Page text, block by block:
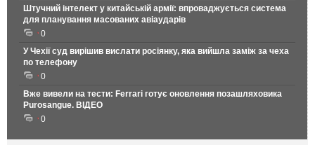
Штучний інтелект у китайській армії: впроваджується система
для планування масованих авіаударів
0
У Чехії суд вирішив вислати росіянку, яка вийшла заміж за чеха
по телефону
0
Вже вивели на тести: Ferrari готує оновлення позашляховика
Purosangue. ВІДЕО
0